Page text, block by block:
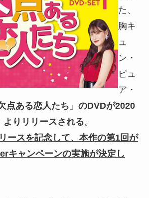
た、
胸キ
ュ
ン・
ピュ
ア・
欠点ある恋人たち」のDVDが2020
よりリリースされる。
ースを記念して、本作の第1回が
キャンペーンの実施が決定し